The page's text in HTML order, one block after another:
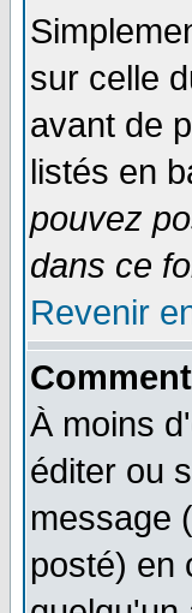
sur celle
avant de
listés en
pouvez
dans ce
Revenir
À moins
éditer ou
message
posté) en